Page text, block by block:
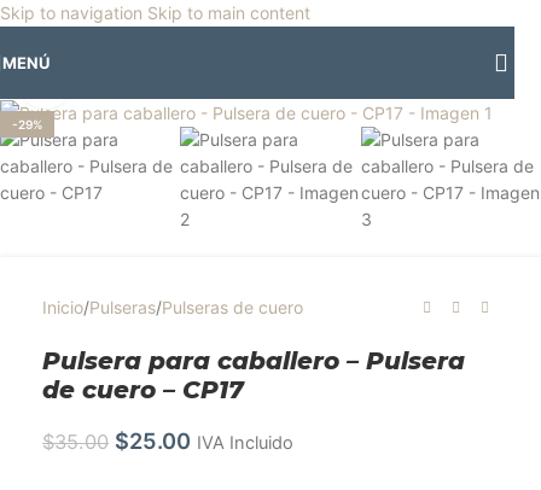
Skip to navigation Skip to main content
🎡Horario especial por vacaciones agostinas
MENÚ
-29%
Inicio/Pulseras/Pulseras de cuero
Pulsera para caballero – Pulsera
de cuero – CP17
$35.00 $25.00 IVA Incluido